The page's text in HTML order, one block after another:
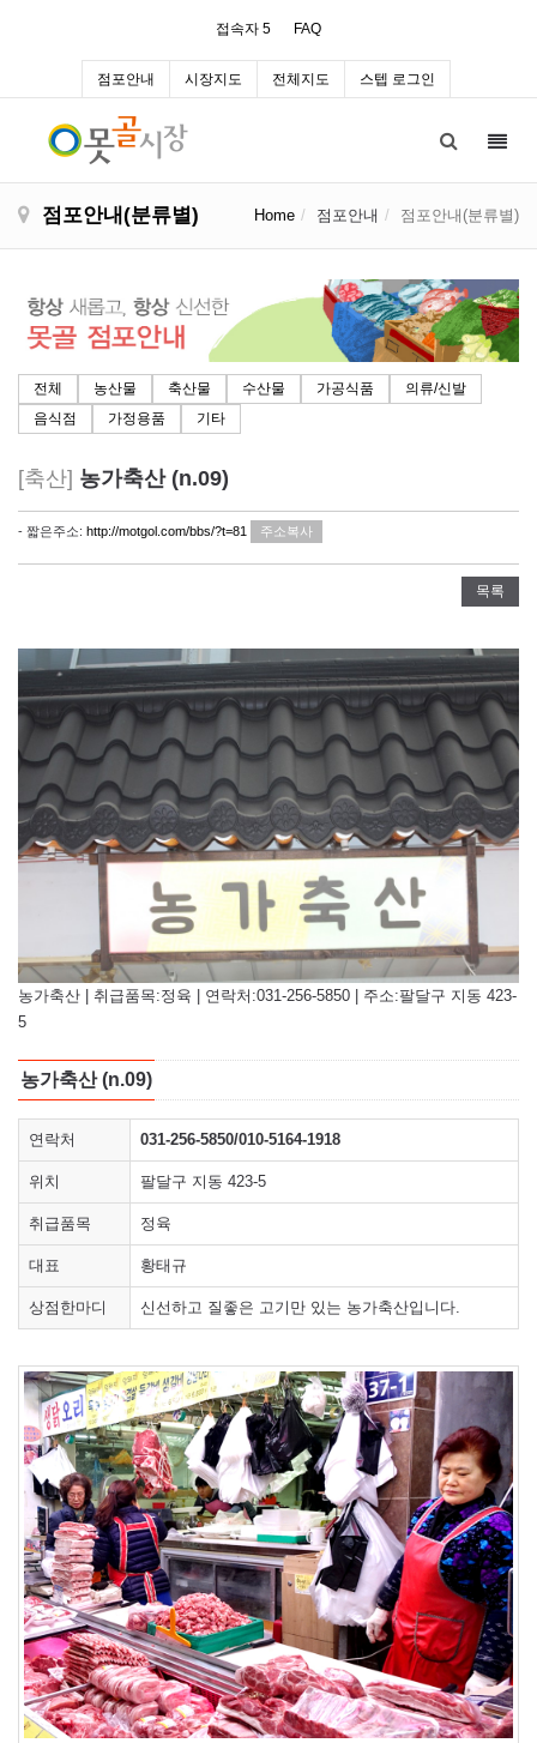
접속자 5 FAQ
점포안내 시장지도 전체지도 스텝 로그인
점포안내(분류별) Home 점포안내 점포안내(분류별)
전체 농산물 축산물 수산물 가공식품
의류/신발
음식점
가정용품 기타
[축산] 농가축산 (n.09)
- 짧은주소: http://motgol.com/bbs/?t=81 주소복사
목록
농가축산 | 취급품목:정육 | 연락처:031-256-5850 | 주소:팔달구 지동 423-
5
농가축산 (n.09)
연락처 031-256-5850/010-5164-1918
위치 팔달구 지동 423-5
취급품목 정육
대표 황태규
상점한마디 신선하고 질좋은 고기만 있는 농가축산입니다.